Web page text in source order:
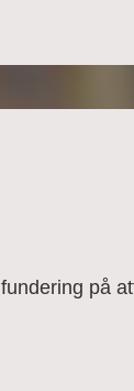
på